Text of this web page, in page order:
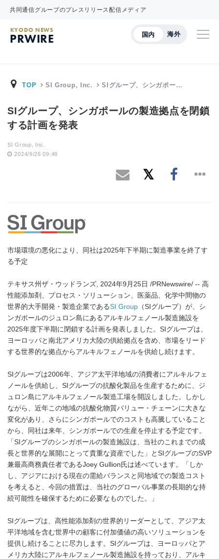
共同通信グループのプレスリリース配信メディア
国内 海外
KYODO NEWS
PRWIRE
TOP SI Group, Inc. SIグループ、シンガポー…
SIグループ、シンガポールの製造拠点を閉鎖
する計画を発表
SI Group, Inc.
2024/9/26 09:48
市場環境の悪化により、同社は2025年下半期に製造事業を終了す
る予定
テキサス州ザ・ウッドランズ, 2024年9月25日 /PRNewswire/ -- 高
性能添加剤、プロセス・ソリューション、医薬品、化学中間物の
世界的大手開発・製造企業であるSI Group （SIグループ）が、シ
ンガポールのジュロン島にあるアルキルフェノール製造施設を
2025年度下半期に閉鎖する計画を発表しました。SIグループは、
ヨーロッパと南北アメリカ大陸の供給拠点を含め、市場をリード
する世界的な拠点からアルキルフェノールを供給し続けます。
SIグループは2006年、アジア太平洋地域の消費者にアルキルフェ
ノールを供給し、SIグループの抗酸化製品を生産するために、ジ
ュロン島にアルキルフェノール製造工場を開設しました。しかし
ながら、近年この地域の抗酸化物質バリュー・チェーンに大きな
変化があり、さらにシンガポールでのコストも高騰していること
から、同社は来年、シンガポールでの生産を停止する予定です。
「SIグループのシンガポールの製造施設は、当社のこれまでの成
長と世界的な展開にとって貴重な資産でした」とSIグループのSVP
兼最高商務責任者であるJoey Gullion氏は述べています。「しか
し、アジアにおける現在の需給バランスと同地域での製造コスト
を考えると、今回の措置は、当社のグローバル事業の長期的な持
続可能性を確保するために必要なものでした。」
SIグループは、高性能添加剤の世界的リーダーとして、アジア太
平洋地域を含む世界中の顧客に付加価値の高いソリューションを
提供し続けることに尽力します。SIグループは、ヨーロッパとア
メリカ大陸にアルキルフェノール製造施設を持っており、アルキ